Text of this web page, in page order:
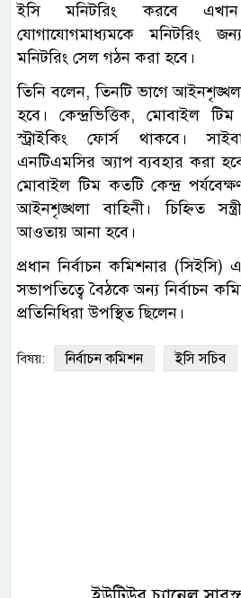
ইসি মনিটরিং করবে
যোগাযোগমাধ্যমকে মনিটরিং
মনিটরিং সেল গঠন করা হবে।
তিনি বলেন, তিনটি ভাগে
হবে। কেন্দ্রভিত্তিক, মোবাইল
স্ট্রাইকিং ফোর্স থাকবে।
এনটিএমসির অ্যাপ ব্যবহার করা
মোবাইল টিম কতটি কেন্দ্র
আইনশৃঙ্খলা বাহিনী। চিহ্নিত
আওতায় আনা হবে।
প্রধান নির্বাচন কমিশনার
সভাপতিত্বে বৈঠকে অন্য নির্বাচন
প্রতিনিধিরা উপস্থিত ছিলেন।
বিষয়: নির্বাচন কমিশন ইসি সচিব